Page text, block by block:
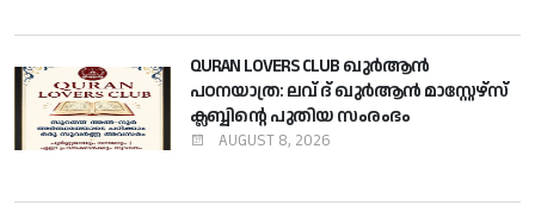
QURAN LOVERS CLUB ഖുര്‍ആന്‍
പഠനയാത്ര: ലവ് ദ് ഖുര്‍ആന്‍ മാസ്റ്റേഴ്‌സ്
ക്ലബ്ബിന്റെ പുതിയ സംരംഭം
AUGUST 8, 2026